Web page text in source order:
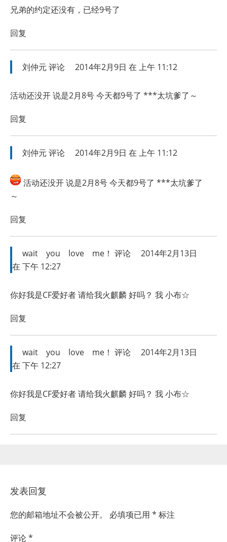
兄弟的约定还没有，已经9号了
回复
刘仲元 评论 2014年2月9日 在 上午 11:12
活动还没开 说是2月8号 今天都9号了 ***太坑爹了～
回复
刘仲元 评论 2014年2月9日 在 上午 11:12
活动还没开 说是2月8号 今天都9号了 ***太坑爹了
～
回复
wait you love me！ 评论
2014年2月13日
在 下午 12:27
你好我是CF爱好者 请给我火麒麟 好吗？ 我 小布☆
回复
wait you love me！ 评论
2014年2月13日
在 下午 12:27
你好我是CF爱好者 请给我火麒麟 好吗？ 我 小布☆
回复
发表回复
您的邮箱地址不会被公开。 必填项已用 * 标注
评论*